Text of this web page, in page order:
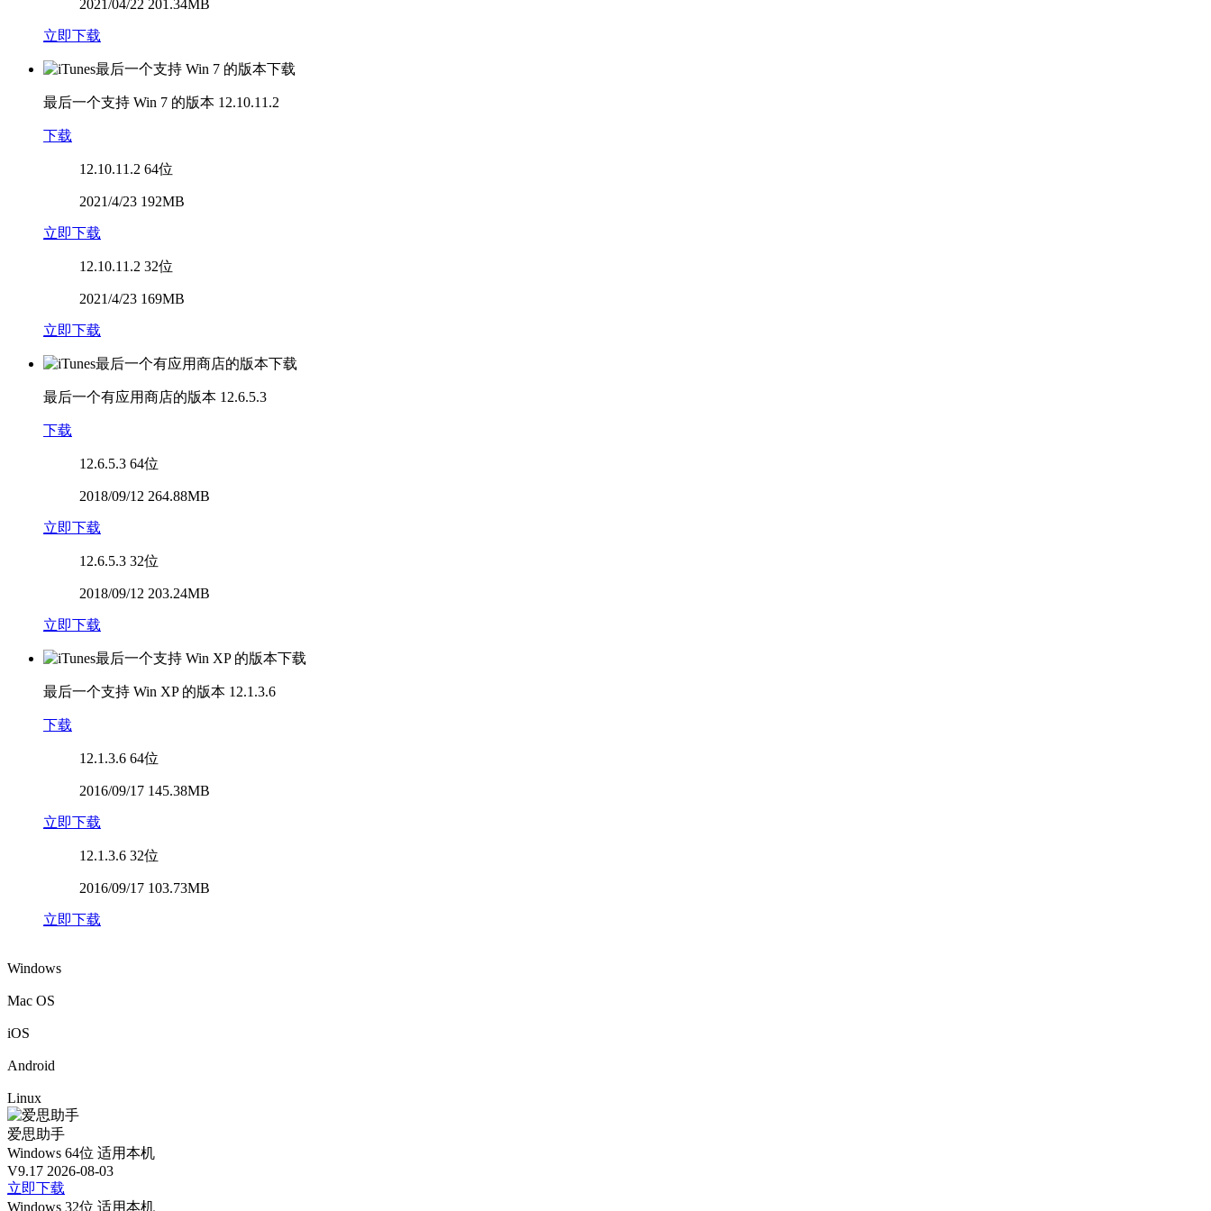
2021/04/22 201.34MB
立即下载
最后一个支持 Win 7 的版本 12.10.11.2
下载
12.10.11.2 64位
2021/4/23 192MB
立即下载
12.10.11.2 32位
2021/4/23 169MB
立即下载
最后一个有应用商店的版本 12.6.5.3
下载
12.6.5.3 64位
2018/09/12 264.88MB
立即下载
12.6.5.3 32位
2018/09/12 203.24MB
立即下载
最后一个支持 Win XP 的版本 12.1.3.6
下载
12.1.3.6 64位
2016/09/17 145.38MB
立即下载
12.1.3.6 32位
2016/09/17 103.73MB
立即下载
Windows
Mac OS
iOS
Android
Linux
爱思助手
Windows 64位 适用本机
V9.17 2026-08-03
立即下载
Windows 32位 适用本机